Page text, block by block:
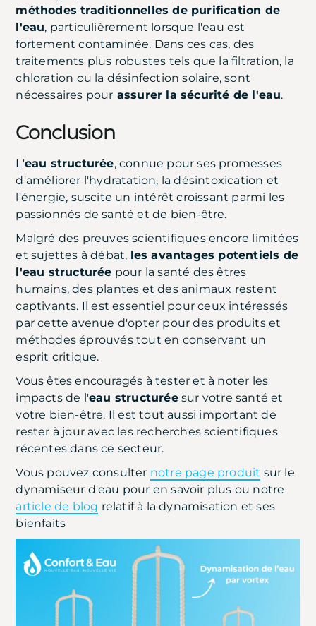
méthodes traditionnelles de purification de
l'eau, particulièrement lorsque l'eau est
fortement contaminée. Dans ces cas, des
traitements plus robustes tels que la filtration, la
chloration ou la désinfection solaire, sont
nécessaires pour assurer la sécurité de l'eau.
Conclusion
L'eau structurée, connue pour ses promesses
d'améliorer l'hydratation, la désintoxication et
l'énergie, suscite un intérêt croissant parmi les
passionnés de santé et de bien-être.
Malgré des preuves scientifiques encore limitées
et sujettes à débat, les avantages potentiels de
l'eau structurée pour la santé des êtres
humains, des plantes et des animaux restent
captivants. Il est essentiel pour ceux intéressés
par cette avenue d'opter pour des produits et
méthodes éprouvés tout en conservant un
esprit critique.
Vous êtes encouragés à tester et à noter les
impacts de l'eau structuréesur votre santé et
votre bien-être. Il est tout aussi important de
rester à jour avec les recherches scientifiques
récentes dans ce secteur.
Vous pouvez consulter notre page produit sur le
dynamiseur d'eau pour en savoir plus ou notre
article de blog relatif à la dynamisation et ses
bienfaits